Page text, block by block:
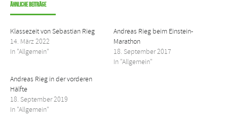
Ähnliche Beiträge
Klassezeit von Sebastian Rieg
14. März 2022
In "Allgemein"
Andreas Rieg beim Einstein-
Marathon
18. September 2017
In "Allgemein"
Andreas Rieg in der vorderen
Hälfte
18. September 2019
In "Allgemein"